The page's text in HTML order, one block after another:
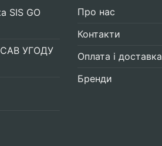
SIS GO
УГОДУ
Про нас
Контакти
Оплата і доставка
Бренди